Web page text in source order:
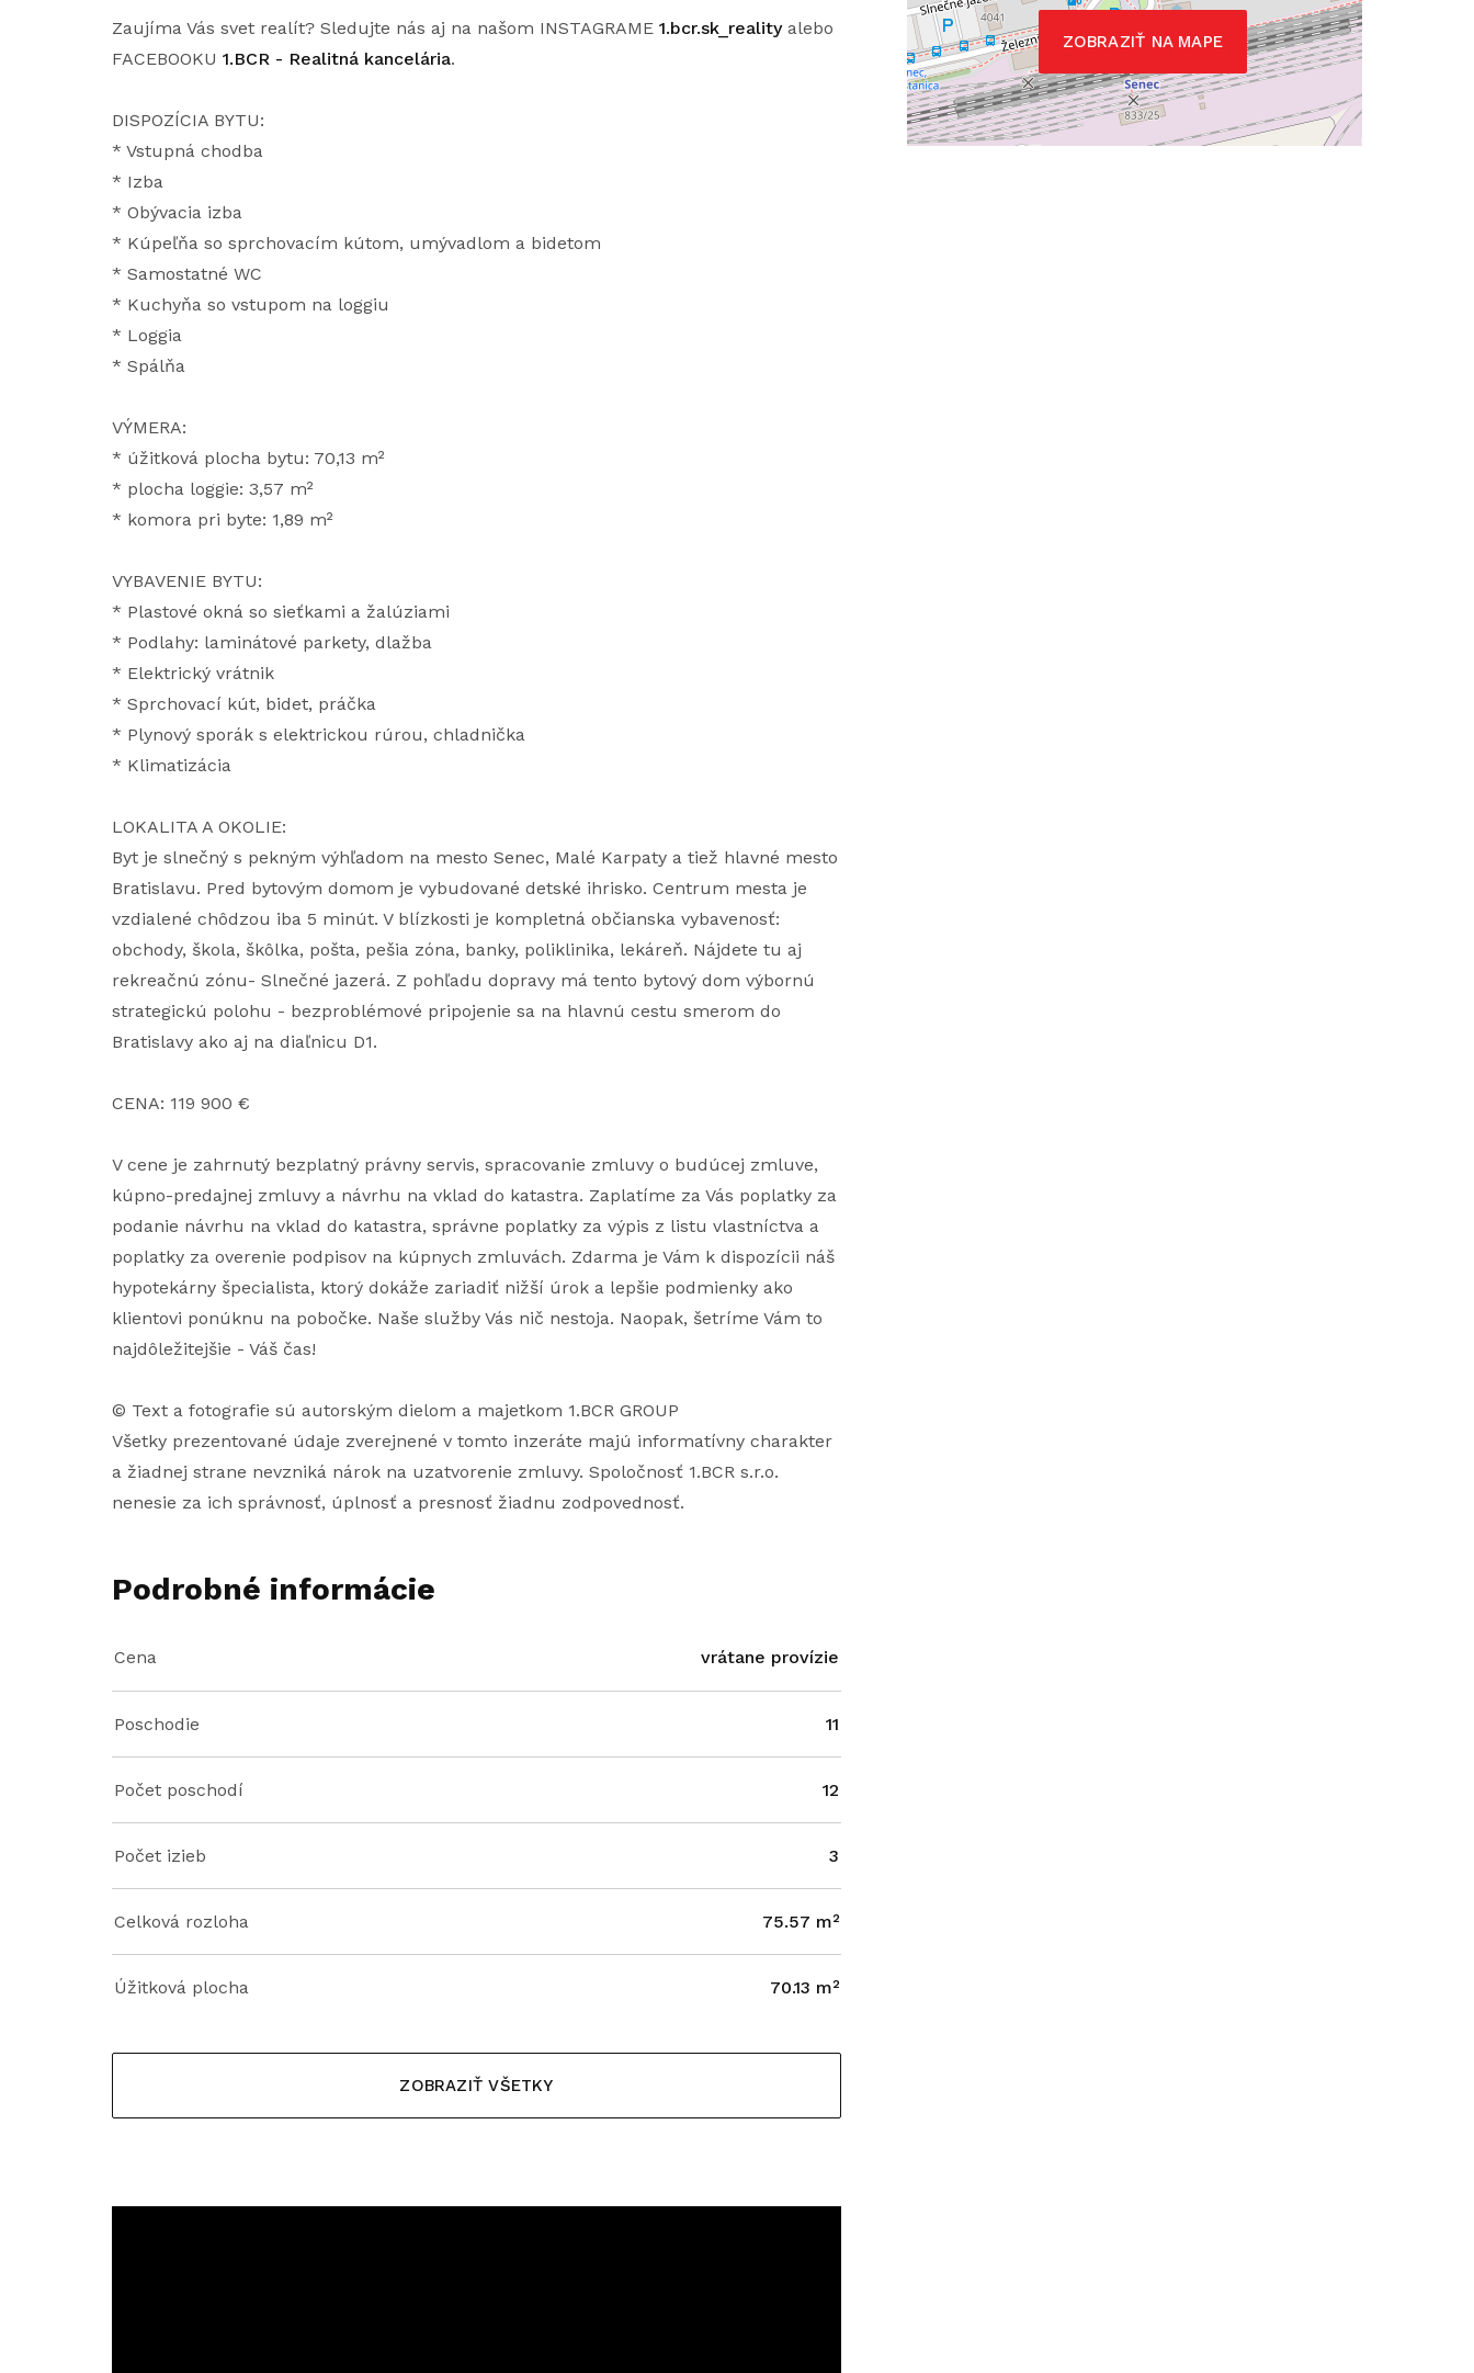
Zaujíma Vás svet realít? Sledujte nás aj na našom INSTAGRAME 1.bcr.sk_realityalebo
FACEBOOKU 1.BCR - Realitná kancelária.
DISPOZÍCIA BYTU:
* Vstupná chodba
* Izba
* Obývacia izba
* Kúpeľňa so sprchovacím kútom, umývadlom a bidetom
* Samostatné WC
* Kuchyňa so vstupom na loggiu
* Loggia
* Spálňa
VÝMERA:
* úžitková plocha bytu: 70,13 m²
* plocha loggie: 3,57 m²
* komora pri byte: 1,89 m²
VYBAVENIE BYTU:
* Plastové okná so sieťkami a žalúziami
* Podlahy: laminátové parkety, dlažba
* Elektrický vrátnik
* Sprchovací kút, bidet, práčka
* Plynový sporák s elektrickou rúrou, chladnička
* Klimatizácia
LOKALITA A OKOLIE:
Byt je slnečný s pekným výhľadom na mesto Senec, Malé Karpaty a tiež hlavné mesto
Bratislavu. Pred bytovým domom je vybudované detské ihrisko. Centrum mesta je
vzdialené chôdzou iba 5 minút. V blízkosti je kompletná občianska vybavenosť:
obchody, škola, škôlka, pošta, pešia zóna, banky, poliklinika, lekáreň. Nájdete tu aj
rekreačnú zónu- Slnečné jazerá. Z pohľadu dopravy má tento bytový dom výbornú
strategickú polohu - bezproblémové pripojenie sa na hlavnú cestu smerom do
Bratislavy ako aj na diaľnicu D1.
CENA: 119 900 €
V cene je zahrnutý bezplatný právny servis, spracovanie zmluvy o budúcej zmluve,
kúpno-predajnej zmluvy a návrhu na vklad do katastra. Zaplatíme za Vás poplatky za
podanie návrhu na vklad do katastra, správne poplatky za výpis z listu vlastníctva a
poplatky za overenie podpisov na kúpnych zmluvách. Zdarma je Vám k dispozícii náš
hypotekárny špecialista, ktorý dokáže zariadiť nižší úrok a lepšie podmienky ako
klientovi ponúknu na pobočke. Naše služby Vás nič nestoja. Naopak, šetríme Vám to
najdôležitejšie - Váš čas!
© Text a fotografie sú autorským dielom a majetkom 1.BCR GROUP
Všetky prezentované údaje zverejnené v tomto inzeráte majú informatívny charakter
a žiadnej strane nevzniká nárok na uzatvorenie zmluvy. Spoločnosť 1.BCR s.r.o.
nenesie za ich správnosť, úplnosť a presnosť žiadnu zodpovednosť.
Podrobné informácie
Cena vrátane provízie
Poschodie 11
Počet poschodí 12
Počet izieb 3
Celková rozloha 75.57 m²
Úžitková plocha 70.13 m²
ZOBRAZIŤ VŠETKY
ZOBRAZIŤ NA MAPE